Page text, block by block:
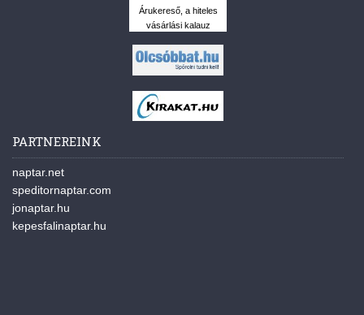
Árukereső, a hiteles
vásárlási kalauz
PARTNEREINK
naptar.net
speditornaptar.com
jonaptar.hu
kepesfalinaptar.hu